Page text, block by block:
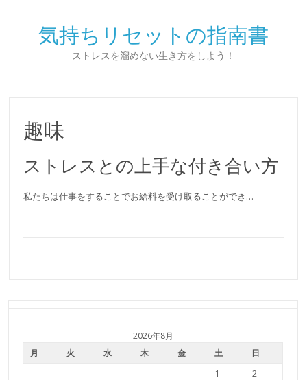
気持ちリセットの指南書
ストレスを溜めない生き方をしよう！
趣味
ストレスとの上手な付き合い方
私たちは仕事をすることでお給料を受け取ることができ…
2026年8月
月
火 水 木 金 土
日
1
2